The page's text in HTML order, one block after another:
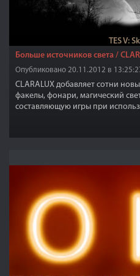
TES V:
Больше источников света /
Опубликовано 20.11.2012 в
CLARALUX добавляет сотни
факелы, фонари, магический
составляющую игры при